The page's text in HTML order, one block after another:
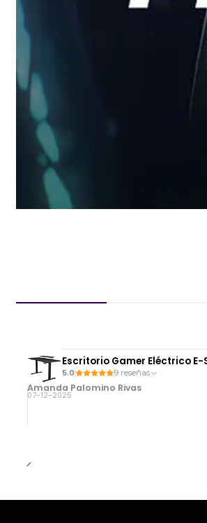
Escritorio Gamer Eléctrico
5.0 9 reseñas
Amanda Palomino Rivas
07-12-2025